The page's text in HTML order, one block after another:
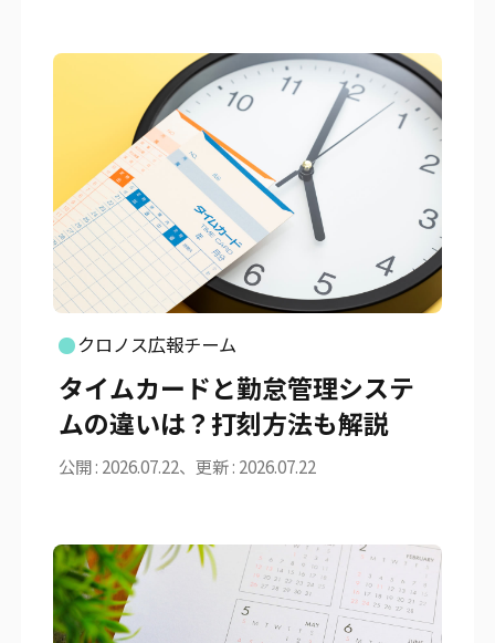
クロノス広報チーム
タイムカードと勤怠管理システ
ムの違いは？打刻方法も解説
公開 : 2026.07.22、更新 : 2026.07.22